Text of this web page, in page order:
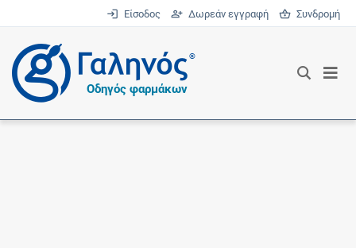
Είσοδος Δωρεάν εγγραφή Συνδρομή
®
Οδηγός φαρμάκων